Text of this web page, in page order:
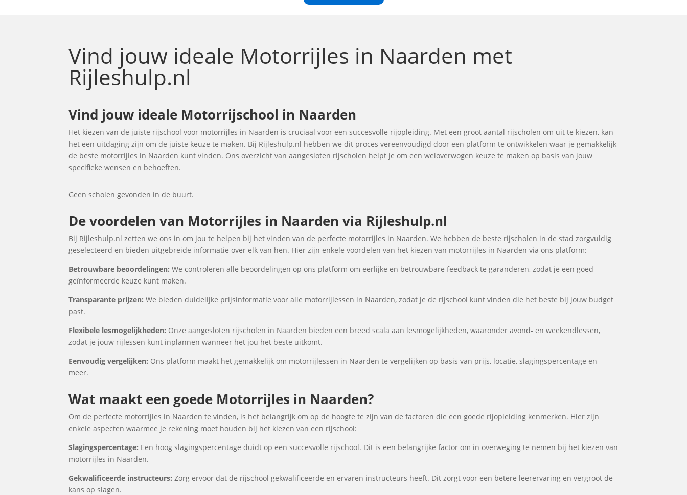
Vind jouw ideale Motorrijles in Naarden met
Rijleshulp.nl
Vind jouw ideale Motorrijschool in Naarden
Het kiezen van de juiste rijschool voor motorrijles in Naarden is cruciaal voor een succesvolle rijopleiding. Met een groot aantal rijscholen om uit te kiezen, kan
het een uitdaging zijn om de juiste keuze te maken. Bij Rijleshulp.nl hebben we dit proces vereenvoudigd door een platform te ontwikkelen waar je gemakkelijk
de beste motorrijles in Naarden kunt vinden. Ons overzicht van aangesloten rijscholen helpt je om een weloverwogen keuze te maken op basis van jouw
specifieke wensen en behoeften.
Geen scholen gevonden in de buurt.
De voordelen van Motorrijles in Naarden via Rijleshulp.nl
Bij Rijleshulp.nl zetten we ons in om jou te helpen bij het vinden van de perfecte motorrijles in Naarden. We hebben de beste rijscholen in de stad zorgvuldig
geselecteerd en bieden uitgebreide informatie over elk van hen. Hier zijn enkele voordelen van het kiezen van motorrijles in Naarden via ons platform:
Betrouwbare beoordelingen: We controleren alle beoordelingen op ons platform om eerlijke en betrouwbare feedback te garanderen, zodat je een goed
geïnformeerde keuze kunt maken.
Transparante prijzen: We bieden duidelijke prijsinformatie voor alle motorrijlessen in Naarden, zodat je de rijschool kunt vinden die het beste bij jouw budget
past.
Flexibele lesmogelijkheden: Onze aangesloten rijscholen in Naarden bieden een breed scala aan lesmogelijkheden, waaronder avond- en weekendlessen,
zodat je jouw rijlessen kunt inplannen wanneer het jou het beste uitkomt.
Eenvoudig vergelijken: Ons platform maakt het gemakkelijk om motorrijlessen in Naarden te vergelijken op basis van prijs, locatie, slagingspercentage en
meer.
Wat maakt een goede Motorrijles in Naarden?
Om de perfecte motorrijles in Naarden te vinden, is het belangrijk om op de hoogte te zijn van de factoren die een goede rijopleiding kenmerken. Hier zijn
enkele aspecten waarmee je rekening moet houden bij het kiezen van een rijschool:
Slagingspercentage: Een hoog slagingspercentage duidt op een succesvolle rijschool. Dit is een belangrijke factor om in overweging te nemen bij het kiezen van
motorrijles in Naarden.
Gekwalificeerde instructeurs: Zorg ervoor dat de rijschool gekwalificeerde en ervaren instructeurs heeft. Dit zorgt voor een betere leerervaring en vergroot de
kans op slagen.